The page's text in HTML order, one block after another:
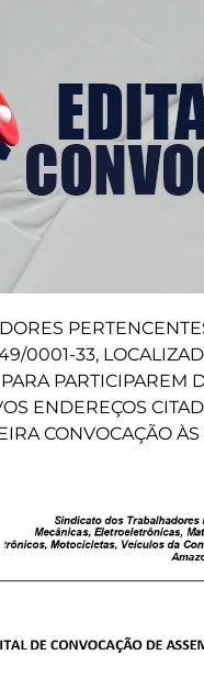
0001-33,
PARTICIPAREM
ENDEREÇOS
CONVOCAÇÃO ÀS